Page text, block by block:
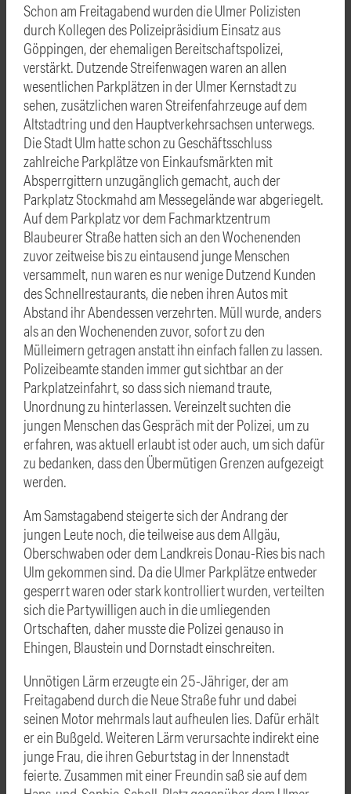
Schon am Freitagabend wurden die Ulmer Polizisten
durch Kollegen des Polizeipräsidium Einsatz aus
Göppingen, der ehemaligen Bereitschaftspolizei,
verstärkt. Dutzende Streifenwagen waren an allen
wesentlichen Parkplätzen in der Ulmer Kernstadt zu
sehen, zusätzlichen waren Streifenfahrzeuge auf dem
Altstadtring und den Hauptverkehrsachsen unterwegs.
Die Stadt Ulm hatte schon zu Geschäftsschluss
zahlreiche Parkplätze von Einkaufsmärkten mit
Absperrgittern unzugänglich gemacht, auch der
Parkplatz Stockmahd am Messegelände war abgeriegelt.
Auf dem Parkplatz vor dem Fachmarktzentrum
Blaubeurer Straße hatten sich an den Wochenenden
zuvor zeitweise bis zu eintausend junge Menschen
versammelt, nun waren es nur wenige Dutzend Kunden
des Schnellrestaurants, die neben ihren Autos mit
Abstand ihr Abendessen verzehrten. Müll wurde, anders
als an den Wochenenden zuvor, sofort zu den
Mülleimern getragen anstatt ihn einfach fallen zu lassen.
Polizeibeamte standen immer gut sichtbar an der
Parkplatzeinfahrt, so dass sich niemand traute,
Unordnung zu hinterlassen. Vereinzelt suchten die
jungen Menschen das Gespräch mit der Polizei, um zu
erfahren, was aktuell erlaubt ist oder auch, um sich dafür
zu bedanken, dass den Übermütigen Grenzen aufgezeigt
werden.
Am Samstagabend steigerte sich der Andrang der
jungen Leute noch, die teilweise aus dem Allgäu,
Oberschwaben oder dem Landkreis Donau-Ries bis nach
Ulm gekommen sind. Da die Ulmer Parkplätze entweder
gesperrt waren oder stark kontrolliert wurden, verteilten
sich die Partywilligen auch in die umliegenden
Ortschaften, daher musste die Polizei genauso in
Ehingen, Blaustein und Dornstadt einschreiten.
Unnötigen Lärm erzeugte ein 25-Jähriger, der am
Freitagabend durch die Neue Straße fuhr und dabei
seinen Motor mehrmals laut aufheulen lies. Dafür erhält
er ein Bußgeld. Weiteren Lärm verursachte indirekt eine
junge Frau, die ihren Geburtstag in der Innenstadt
feierte. Zusammen mit einer Freundin saß sie auf dem